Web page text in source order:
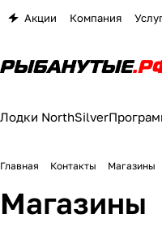
Акции Компания
Лодки NorthSilver
Главная Контакты Магазины
Магазины